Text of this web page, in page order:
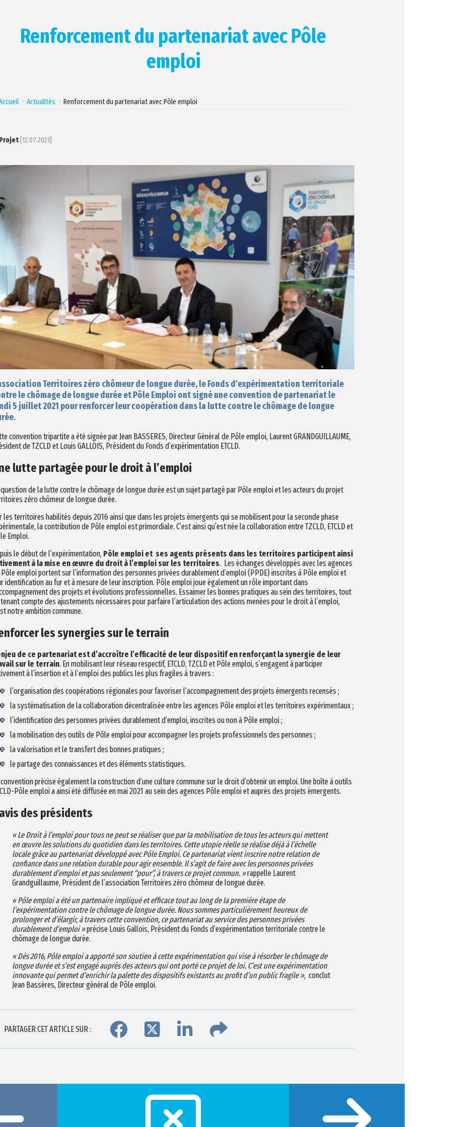
Renforcement du partenariat avec Pôle
emploi
Actualités Renforcement du partenariat avec Pôle emploi
[12.07.2021]
Territoires zéro chômeur de longue durée, le Fonds d’expérimentation territoriale
le chômage de longue durée et Pôle Emploi ont signé une convention de partenariat le
5 juillet 2021 pour renforcer leur coopération dans la lutte contre le chômage de longue
convention tripartite a été signée par Jean BASSERES, Directeur Général de Pôle emploi, Laurent GRANDGUILLAUME,
de TZCLD et Louis GALLOIS, Président du Fonds d’expérimentation ETCLD.
lutte partagée pour le droit à l’emploi
question de la lutte contre le chômage de longue durée est un sujet partagé par Pôle emploi et les acteurs du projet
zéro chômeur de longue durée.
les territoires habilités depuis 2016 ainsi que dans les projets émergents qui se mobilisent pour la seconde phase
la contribution de Pôle emploi est primordiale. C’est ainsi qu’est née la collaboration entre TZCLD, ETCLD et
Emploi.
le début de l’expérimentation, Pôle emploi et ses agents présents dans les territoires participent ainsi
à la mise en œuvre du droit à l’emploi sur les territoires. Les échanges développés avec les agences
emploi portent sur l’information des personnes privées durablement d’emploi (PPDE) inscrites à Pôle emploi et
identification au fur et à mesure de leur inscription. Pôle emploi joue également un rôle important dans
des projets et évolutions professionnelles. Essaimer les bonnes pratiques au sein des territoires, tout
compte des ajustements nécessaires pour parfaire l’articulation des actions menées pour le droit à l’emploi,
notre ambition commune.
les synergies sur le terrain
de ce partenariat est d’accroître l’efficacité de leur dispositif en renforçant la synergie de leur
sur le terrain. En mobilisant leur réseau respectif, ETCLD, TZCLD et Pôle emploi, s’engagent à participer
à l’insertion et à l’emploi des publics les plus fragiles à travers :
l’organisation des coopérations régionales pour favoriser l’accompagnement des projets émergents recensés ;
la systématisation de la collaboration décentralisée entre les agences Pôle emploi et les territoires expérimentaux ;
l’identification des personnes privées durablement d’emploi, inscrites ou non à Pôle emploi ;
la mobilisation des outils de Pôle emploi pour accompagner les projets professionnels des personnes ;
la valorisation et le transfert des bonnes pratiques ;
le partage des connaissances et des éléments statistiques.
convention précise également la construction d’une culture commune sur le droit d’obtenir un emploi. Une boîte à outils
Pôle emploi a ainsi été diffusée en mai 2021 au sein des agences Pôle emploi et auprès des projets émergents.
des présidents
« Le Droit à l’emploi pour tous ne peut se réaliser que par la mobilisation de tous les acteurs qui mettent
en œuvre les solutions du quotidien dans les territoires. Cette utopie réelle se réalise déjà à l’échelle
locale grâce au partenariat développé avec Pôle Emploi. Ce partenariat vient inscrire notre relation de
confiance dans une relation durable pour agir ensemble. Il s’agit de faire avec les personnes privées
durablement d’emploi et pas seulement “pour”, à travers ce projet commun. »rappelle Laurent
Grandguillaume, Président de l’association Territoires zéro chômeur de longue durée.
« Pôle emploi a été un partenaire impliqué et efficace tout au long de la première étape de
l’expérimentation contre le chômage de longue durée. Nous sommes particulièrement heureux de
prolonger et d’élargir, à travers cette convention, ce partenariat au service des personnes privées
durablement d’emploi »précise Louis Gallois, Président du Fonds d’expérimentation territoriale contre le
chômage de longue durée.
« Dès 2016, Pôle emploi a apporté son soutien à cette expérimentation qui vise à résorber le chômage de
longue durée et s’est engagé auprès des acteurs qui ont porté ce projet de loi. C’est une expérimentation
innovante qui permet d’enrichir la palette des dispositifs existants au profit d’un public fragile », conclut
Jean Bassères, Directeur général de Pôle emploi.
PARTAGER CET ARTICLE SUR :